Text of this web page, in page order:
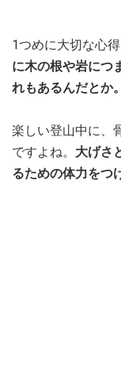
1つめに大切な心
に木の根や岩につ
れもあるんだとか。
楽しい登山中に、
ですよね。 大げさ
るための体力をつ